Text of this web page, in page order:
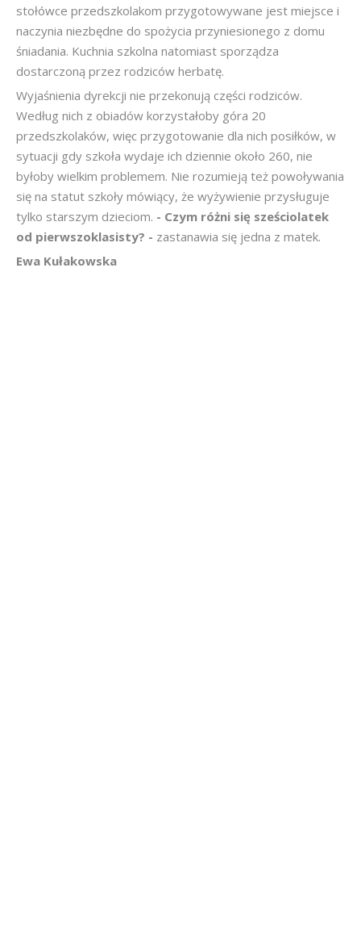
stołówce przedszkolakom przygotowywane jest miejsce i
naczynia niezbędne do spożycia przyniesionego z domu
śniadania. Kuchnia szkolna natomiast sporządza
dostarczoną przez rodziców herbatę.
Wyjaśnienia dyrekcji nie przekonują części rodziców.
Według nich z obiadów korzystałoby góra 20
przedszkolaków, więc przygotowanie dla nich posiłków, w
sytuacji gdy szkoła wydaje ich dziennie około 260, nie
byłoby wielkim problemem. Nie rozumieją też powoływania
się na statut szkoły mówiący, że wyżywienie przysługuje
tylko starszym dzieciom. - Czym różni się sześciolatek
od pierwszoklasisty? - zastanawia się jedna z matek.
Ewa Kułakowska